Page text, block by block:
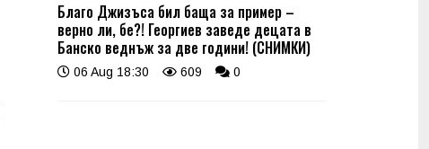
Благо Джизъса бил баща за пример –
верно ли, бе?! Георгиев заведе децата в
Банско веднъж за две години! (СНИМКИ)
06 Aug 18:30 609 0